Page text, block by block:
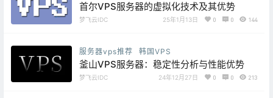
首尔VPS服务器的虚拟化技术及其优势
梦飞云IDC 25年1月13日 0 0 144
服务器vps推荐 韩国VPS
釜山VPS服务器：稳定性分析与性能优势
梦飞云IDC 24年12月27日 0 0 213